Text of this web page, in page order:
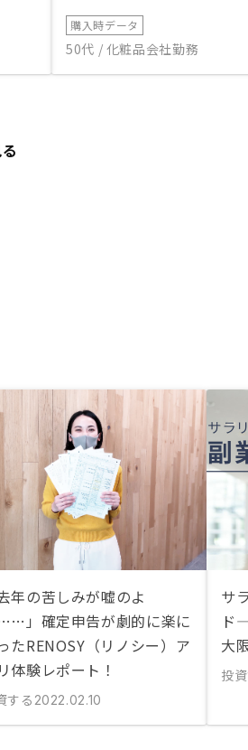
購入時データ
50代 / 化粧品会社勤務
去年の苦しみが嘘のよ
」確定申告が劇的に楽に
たRENOSY（リノシー）ア
体験レポート！
する 2022.02.10
サ
ド
大
投